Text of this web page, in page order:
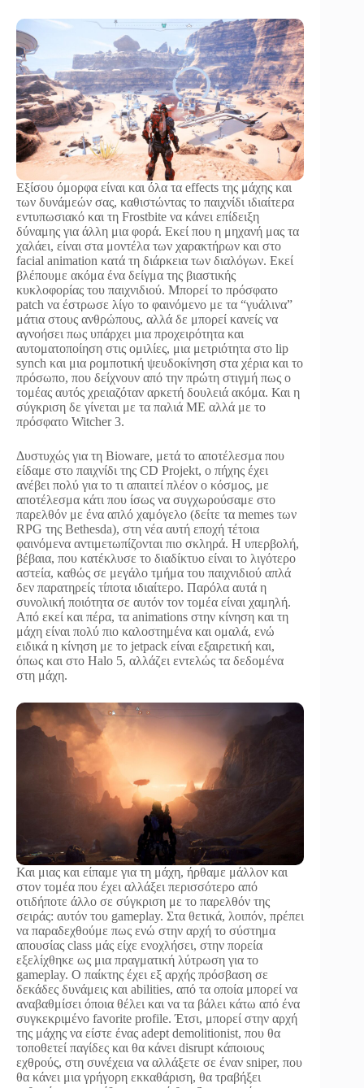
Εξίσου όμορφα είναι και όλα τα effects της μάχης και
των δυνάμεών σας, καθιστώντας το παιχνίδι ιδιαίτερα
εντυπωσιακό και τη Frostbite να κάνει επίδειξη
δύναμης για άλλη μια φορά. Εκεί που η μηχανή μας τα
χαλάει, είναι στα μοντέλα των χαρακτήρων και στο
facial animation κατά τη διάρκεια των διαλόγων. Εκεί
βλέπουμε ακόμα ένα δείγμα της βιαστικής
κυκλοφορίας του παιχνιδιού. Μπορεί το πρόσφατο
patch να έστρωσε λίγο το φαινόμενο με τα “γυάλινα”
μάτια στους ανθρώπους, αλλά δε μπορεί κανείς να
αγνοήσει πως υπάρχει μια προχειρότητα και
αυτοματοποίηση στις ομιλίες, μια μετριότητα στο lip
synch και μια ρομποτική ψευδοκίνηση στα χέρια και το
πρόσωπο, που δείχνουν από την πρώτη στιγμή πως ο
τομέας αυτός χρειαζόταν αρκετή δουλειά ακόμα. Και η
σύγκριση δε γίνεται με τα παλιά ME αλλά με το
πρόσφατο Witcher 3.
Δυστυχώς για τη Bioware, μετά το αποτέλεσμα που
είδαμε στο παιχνίδι της CD Projekt, ο πήχης έχει
ανέβει πολύ για το τι απαιτεί πλέον ο κόσμος, με
αποτέλεσμα κάτι που ίσως να συγχωρούσαμε στο
παρελθόν με ένα απλό χαμόγελο (δείτε τα memes των
RPG της Bethesda), στη νέα αυτή εποχή τέτοια
φαινόμενα αντιμετωπίζονται πιο σκληρά. Η υπερβολή,
βέβαια, που κατέκλυσε το διαδίκτυο είναι το λιγότερο
αστεία, καθώς σε μεγάλο τμήμα του παιχνιδιού απλά
δεν παρατηρείς τίποτα ιδιαίτερο. Παρόλα αυτά η
συνολική ποιότητα σε αυτόν τον τομέα είναι χαμηλή.
Από εκεί και πέρα, τα animations στην κίνηση και τη
μάχη είναι πολύ πιο καλοστημένα και ομαλά, ενώ
ειδικά η κίνηση με το jetpack είναι εξαιρετική και,
όπως και στο Halo 5, αλλάζει εντελώς τα δεδομένα
στη μάχη.
Και μιας και είπαμε για τη μάχη, ήρθαμε μάλλον και
στον τομέα που έχει αλλάξει περισσότερο από
οτιδήποτε άλλο σε σύγκριση με το παρελθόν της
σειράς: αυτόν του gameplay. Στα θετικά, λοιπόν, πρέπει
να παραδεχθούμε πως ενώ στην αρχή το σύστημα
απουσίας class μάς είχε ενοχλήσει, στην πορεία
εξελίχθηκε ως μια πραγματική λύτρωση για το
gameplay. Ο παίκτης έχει εξ αρχής πρόσβαση σε
δεκάδες δυνάμεις και abilities, από τα οποία μπορεί να
αναβαθμίσει όποια θέλει και να τα βάλει κάτω από ένα
συγκεκριμένο favorite profile. Έτσι, μπορεί στην αρχή
της μάχης να είστε ένας adept demolitionist, που θα
τοποθετεί παγίδες και θα κάνει disrupt κάποιους
εχθρούς, στη συνέχεια να αλλάξετε σε έναν sniper, που
θα κάνει μια γρήγορη εκκαθάριση, θα τραβήξει